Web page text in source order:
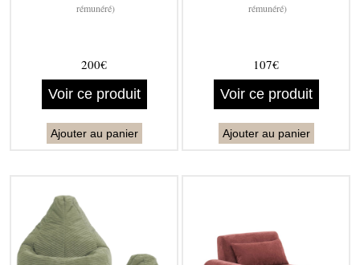
rémunéré)
200€
Voir ce produit
Ajouter au panier
rémunéré)
107€
Voir ce produit
Ajouter au panier